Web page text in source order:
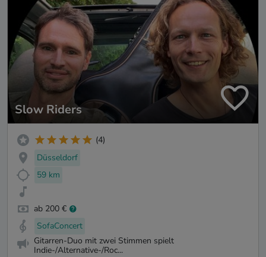
Slow Riders
(4)
Düsseldorf
59 km
ab 200 €
SofaConcert
Gitarren-Duo mit zwei Stimmen spielt
Indie-/Alternative-/Roc...